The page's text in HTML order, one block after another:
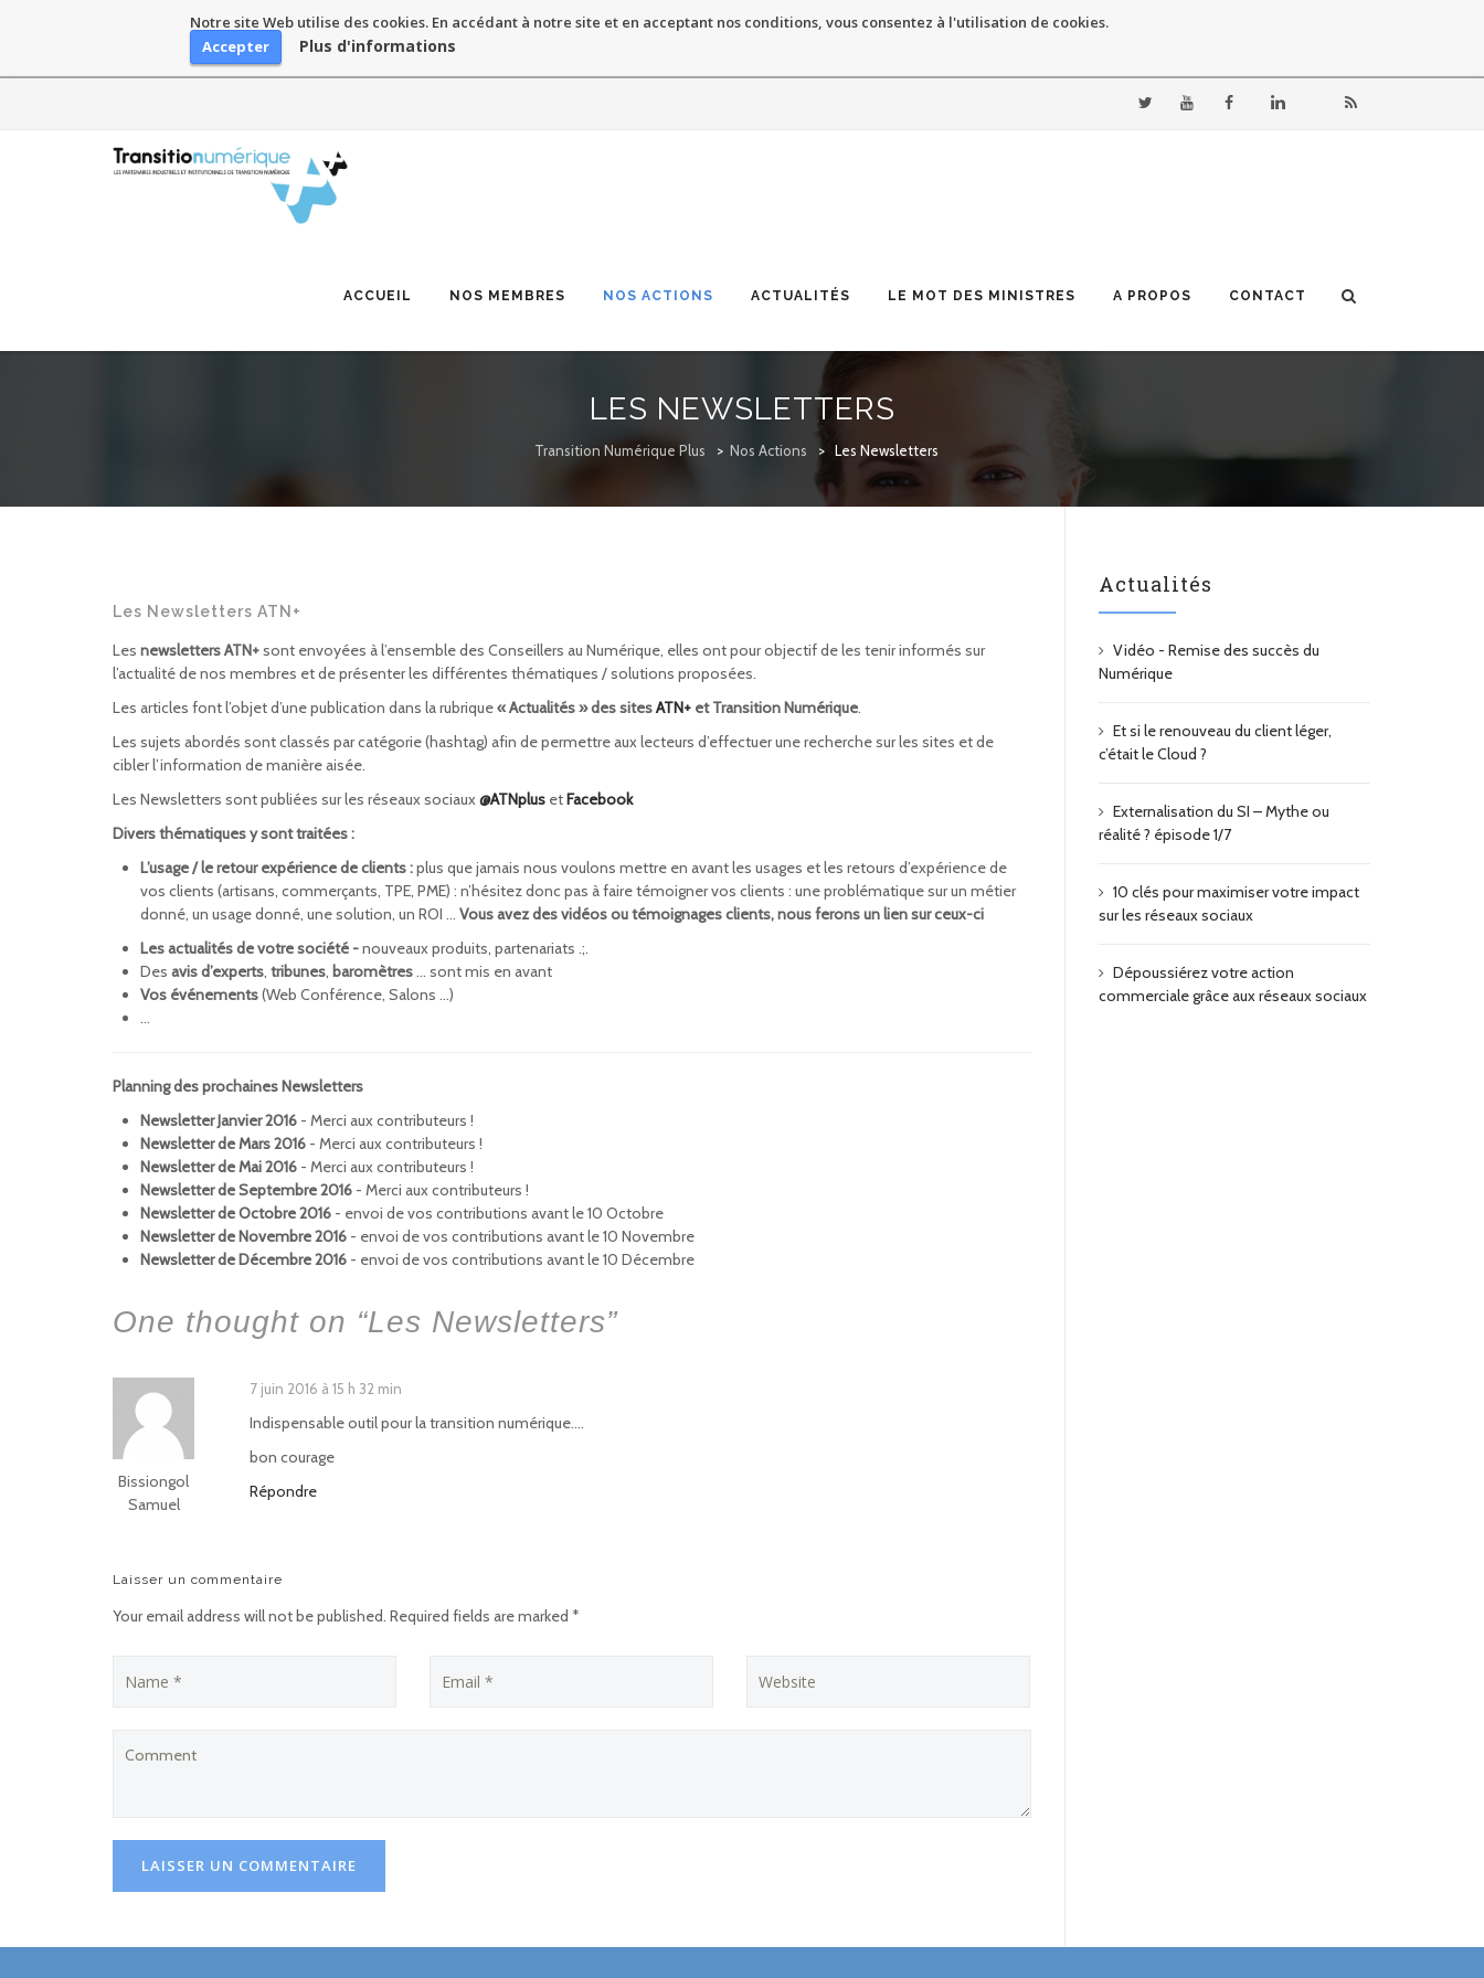
Notre site Web utilise des cookies. En accédant à notre site et en acceptant nos conditions, vous consentez à l'utilisation de cookies.
Accepter
Plus d'informations
content
ACCUEIL NOS MEMBRES NOS ACTIONS ACTUALITÉS LE MOT DES MINISTRES A PROPOS CONTACT
LES NEWSLETTERS
Transition Numérique Plus > Nos Actions > Les Newsletters
Les Newsletters ATN+
Les newsletters ATN+sont envoyées à l’ensemble des Conseillers au Numérique, elles ont pour objectif de les tenir informés sur
l’actualité de nos membres et de présenter les différentes thématiques / solutions proposées.
Les articles font l’objet d’une publication dans la rubrique« Actualités »des sitesATN+ et Transition Numérique.
Les sujets abordés sont classés par catégorie (hashtag) afin de permettre aux lecteurs d’effectuer une recherche sur les sites et de
cibler l’information de manière aisée.
Les Newsletters sont publiées sur les réseaux sociaux@ATNplus etFacebook
Divers thématiques y sont traitées :
L’usage / le retour expérience de clients :plus que jamais nous voulons mettre en avant les usages et les retours d’expérience de
vos clients (artisans, commerçants, TPE, PME) : n’hésitez donc pas à faire témoigner vos clients : une problématique sur un métier
donné, un usage donné, une solution, un ROI … Vous avez des vidéos ou témoignages clients, nous ferons un lien sur ceux-ci
Les actualités de votre société -nouveaux produits, partenariats .;.
Des avis d’experts, tribunes, baromètres… sont mis en avant
Vos événements(Web Conférence, Salons …)
…
Planning des prochaines Newsletters
Newsletter Janvier 2016 - Merci aux contributeurs !
Newsletter de Mars2016 - Merci aux contributeurs !
Newsletter de Mai 2016 - Merci aux contributeurs !
Newsletter de Septembre 2016 - Merci aux contributeurs !
Newsletter de Octobre 2016 - envoi de vos contributions avant le 10 Octobre
Newsletter de Novembre 2016 - envoi de vos contributions avant le 10 Novembre
Newsletter de Décembre 2016 - envoi de vos contributions avant le 10 Décembre
One thought on “Les Newsletters”
Bissiongol
Samuel
7 juin 2016 à 15 h 32 min
Indispensable outil pour la transition numérique….
bon courage
Répondre
Laisser un commentaire
Your email address will not be published. Required fields are marked *
Actualités
Vidéo - Remise des succès du
Numérique
Et si le renouveau du client léger,
c’était le Cloud ?
Externalisation du SI – Mythe ou
réalité ? épisode 1/7
10 clés pour maximiser votre impact
sur les réseaux sociaux
Dépoussiérez votre action
commerciale grâce aux réseaux sociaux